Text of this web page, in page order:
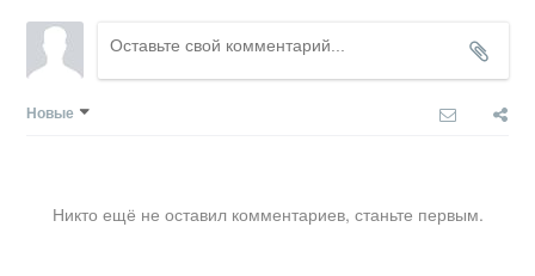
Новые
Никто ещё не оставил комментариев, станьте первым.